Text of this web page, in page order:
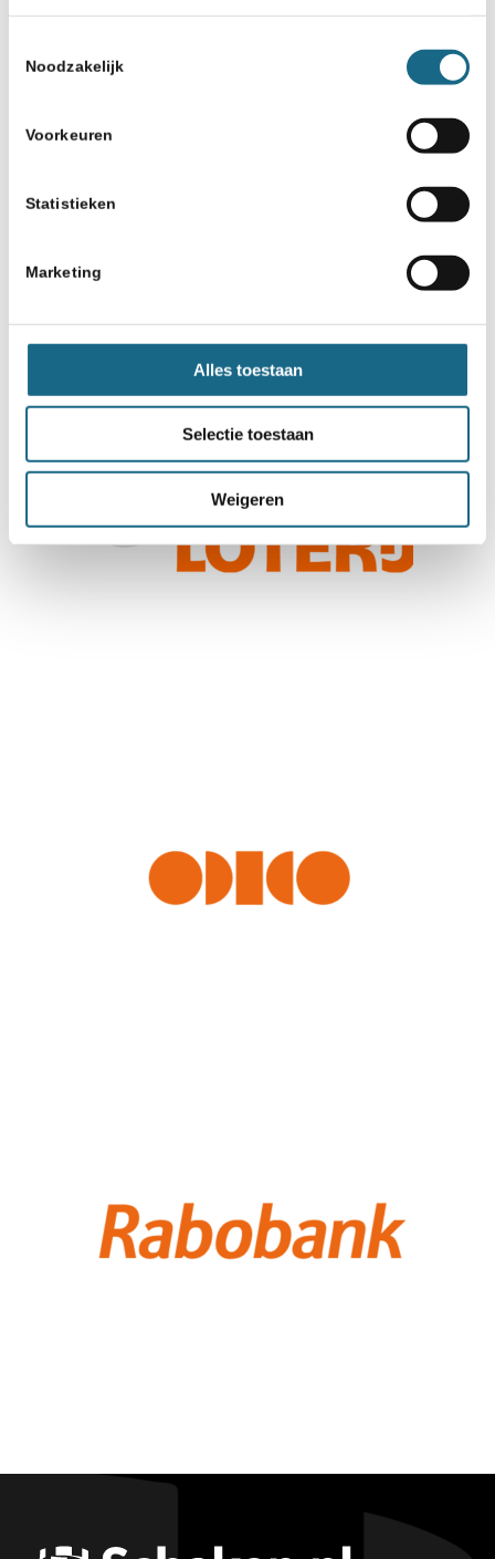
Noodzakelijk
Voorkeuren
Statistieken
Marketing
Alles toestaan
Selectie toestaan
Weigeren